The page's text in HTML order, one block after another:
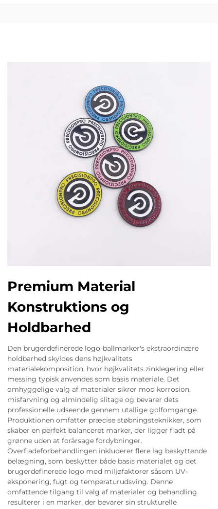
Premium Material
Konstruktions og
Holdbarhed
Den brugerdefinerede logo-ballmarker's ekstraordinære
holdbarhed skyldes dens højkvalitets
materialekomposition, hvor højkvalitets zinklegering eller
messing typisk anvendes som basis materiale. Det
omhyggelige valg af materialer sikrer mod korrosion,
misfarvning og almindelig slitage og bevarer dets
professionelle udseende gennem utallige golfomgange.
Produktionen omfatter præcise støbningsteknikker, som
skaber en perfekt balanceret marker, der ligger fladt på
grønne uden at forårsage fordybninger.
Overfladeforbehandlingen inkluderer flere lag beskyttende
belægning, som beskytter både basis materialet og det
brugerdefinerede logo mod miljøfaktorer såsom UV-
eksponering, fugt og temperaturudsving. Denne
omfattende tilgang til valg af materialer og behandling
resulterer i en marker, der bevarer sin strukturelle